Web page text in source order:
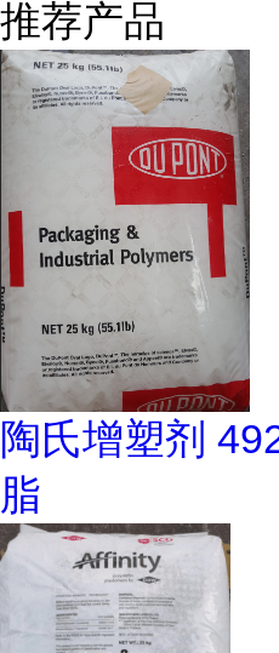
推荐产品
陶氏增塑剂
脂